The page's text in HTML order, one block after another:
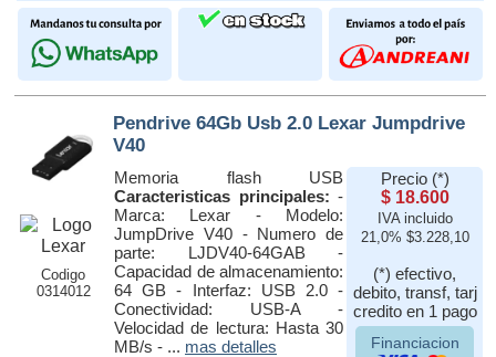
Codigo
0314012
Pendrive 64Gb Usb 2.0 Lexar Jumpdrive
V40
Memoria flash USB
Caracteristicas principales: -
Marca: Lexar - Modelo:
JumpDrive V40 - Numero de
parte: LJDV40-64GAB -
Capacidad de almacenamiento:
64 GB - Interfaz: USB 2.0 -
Conectividad: USB-A -
Velocidad de lectura: Hasta 30
MB/s - ... mas detalles
Precio (*)
$ 18.600
IVA incluido
21,0% $3.228,10
(*) efectivo,
debito, transf, tarj
credito en 1 pago
Financiacion